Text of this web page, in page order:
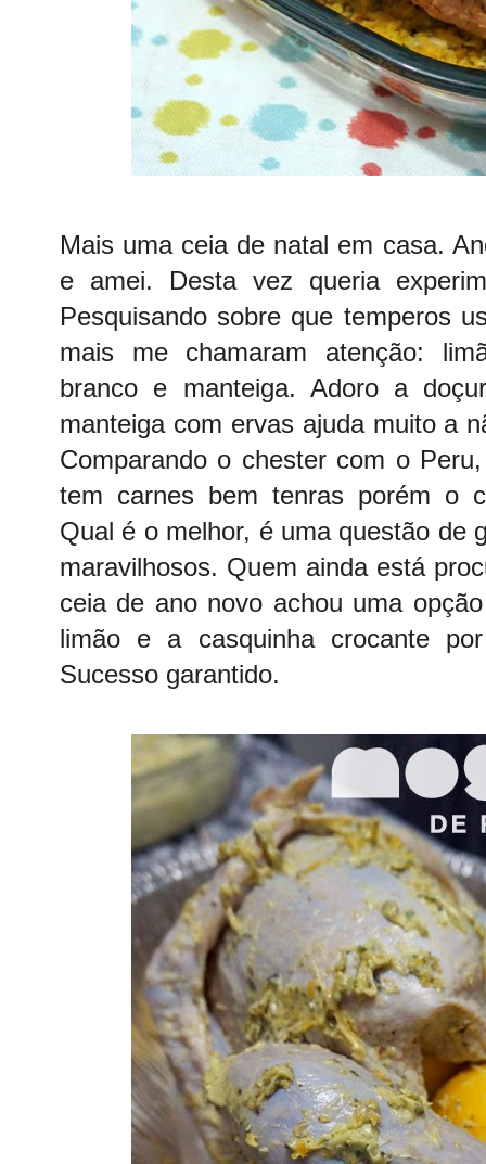
Mais uma ceia de natal em casa.
e amei. Desta vez queria
Pesquisando sobre que temperos
mais me chamaram atenção:
branco e manteiga. Adoro a
manteiga com ervas ajuda muito a
Comparando o chester com o
tem carnes bem tenras porém o
Qual é o melhor, é uma questão de
maravilhosos. Quem ainda está
ceia de ano novo achou uma
limão e a casquinha crocante
Sucesso garantido.